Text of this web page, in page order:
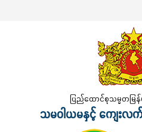
ပြည်ထောင်စုသမ္မတမြ
သမဝါယမနှင့် ကျေးလက်